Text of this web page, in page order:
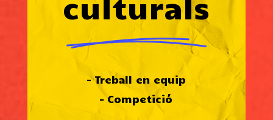
– Treball en equip
– Competició